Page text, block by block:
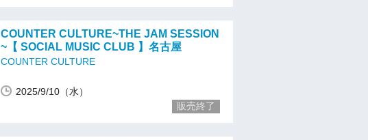
COUNTER CULTURE~THE JAM SESSION
~【 SOCIAL MUSIC CLUB 】名古屋
COUNTER CULTURE
2025/9/10（水）
販売終了